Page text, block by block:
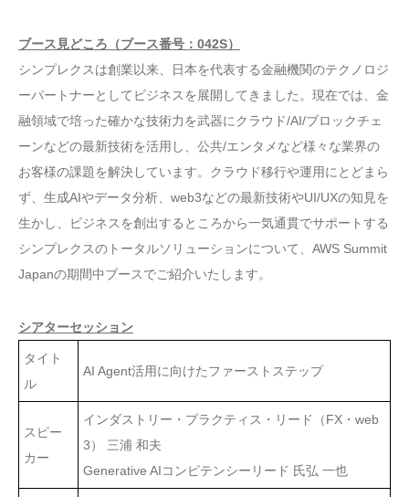
ブース見どころ（ブース番号：042S）
シンプレクスは創業以来、日本を代表する金融機関のテクノロジ
ーパートナーとしてビジネスを展開してきました。現在では、金
融領域で培った確かな技術力を武器にクラウド/AI/ブロックチェ
ーンなどの最新技術を活用し、公共/エンタメなど様々な業界の
お客様の課題を解決しています。クラウド移行や運用にとどまら
ず、生成AIやデータ分析、web3などの最新技術やUI/UXの知見を
生かし、ビジネスを創出するところから一気通貫でサポートする
シンプレクスのトータルソリューションについて、AWS Summit
Japanの期間中ブースでご紹介いたします。
シアターセッション
タイト
ル
AI Agent活用に向けたファーストステップ
スピー
カー
インダストリー・プラクティス・リード（FX・web
3） 三浦 和夫
Generative AIコンピテンシーリード 氏弘 一也